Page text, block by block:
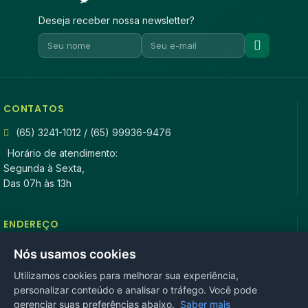
Deseja receber nossa newsletter?
CONTATOS
(65) 3241-1012 / (65) 99936-9476
Horário de atendimento:
Segunda à Sexta,
Das 07h às 13h
ENDEREÇO
Rua Antonio Tavares, n° 3310, Centro CEP: 78.280-000 -
Mirassol D’Oeste, MT
REDES SOCIAIS
Nós usamos cookies
Utilizamos cookies para melhorar sua experiência,
personalizar conteúdo e analisar o tráfego. Você pode
gerenciar suas preferências abaixo. Saber mais